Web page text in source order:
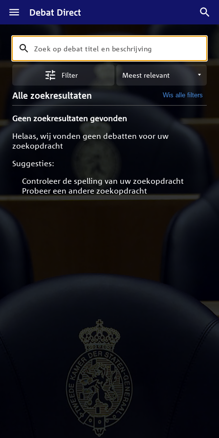
Debat Direct
Zoeken
Zoek
op
en
beschrijving
Filter
Sorteren
op
meest
Alle zoekresultaten Wis alle filters
Geen zoekresultaten gevonden
Helaas, wij vonden geen debatten voor uw
zoekopdracht
Suggesties:
Controleer de spelling van uw zoekopdracht
Probeer een andere zoekopdracht